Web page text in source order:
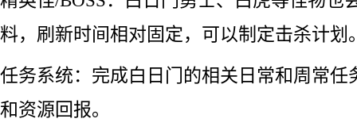
料，刷新时间相对固定，可以制定击杀计划
任务系统：完成白日门的相关日常和周常任
和资源回报。